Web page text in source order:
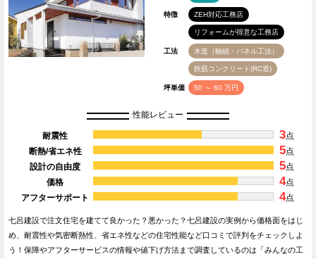
特徴 ZEH対応工務店
リフォームが得意な工務店
工法 木造（軸組・パネル工法）
鉄筋コンクリート(RC造)
坪単価 50 ～ 60 万円
性能レビュー
耐震性 3点
断熱/省エネ性
5点
設計の自由度
5点
価格
4点
アフターサポート
4点
七呂建設で注文住宅を建てて良かった？悪かった？七呂建設の実例から価格面をはじ
め、耐震性や気密断熱性、省エネ性などの住宅性能など口コミで評判をチェックしよ
う！保障やアフターサービスの情報や値下げ方法まで調査しているのは「みんなの工